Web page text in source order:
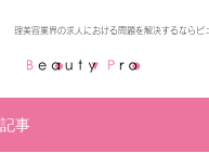
記事